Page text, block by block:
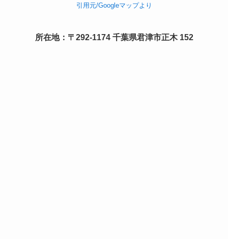
引用元/Googleマップより
所在地：〒292-1174 千葉県君津市正木 152